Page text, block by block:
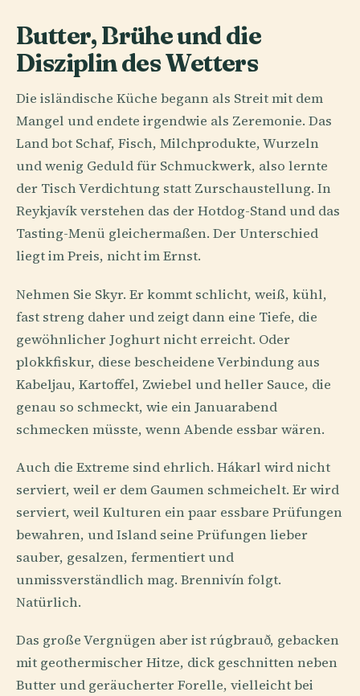
Butter, Brühe und die
Disziplin des Wetters
Die isländische Küche begann als Streit mit dem
Mangel und endete irgendwie als Zeremonie. Das
Land bot Schaf, Fisch, Milchprodukte, Wurzeln
und wenig Geduld für Schmuckwerk, also lernte
der Tisch Verdichtung statt Zurschaustellung. In
Reykjavík verstehen das der Hotdog-Stand und das
Tasting-Menü gleichermaßen. Der Unterschied
liegt im Preis, nicht im Ernst.
Nehmen Sie Skyr. Er kommt schlicht, weiß, kühl,
fast streng daher und zeigt dann eine Tiefe, die
gewöhnlicher Joghurt nicht erreicht. Oder
plokkfiskur, diese bescheidene Verbindung aus
Kabeljau, Kartoffel, Zwiebel und heller Sauce, die
genau so schmeckt, wie ein Januarabend
schmecken müsste, wenn Abende essbar wären.
Auch die Extreme sind ehrlich. Hákarl wird nicht
serviert, weil er dem Gaumen schmeichelt. Er wird
serviert, weil Kulturen ein paar essbare Prüfungen
bewahren, und Island seine Prüfungen lieber
sauber, gesalzen, fermentiert und
unmissverständlich mag. Brennivín folgt.
Natürlich.
Das große Vergnügen aber ist rúgbrauð, gebacken
mit geothermischer Hitze, dick geschnitten neben
Butter und geräucherter Forelle, vielleicht bei